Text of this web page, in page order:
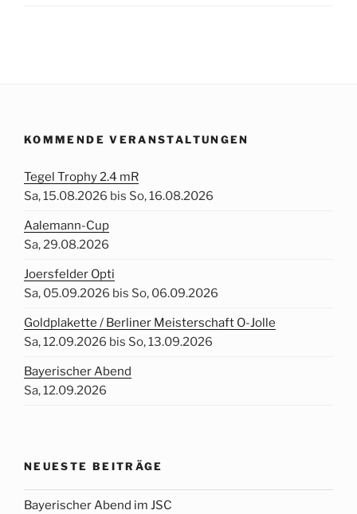
KOMMENDE VERANSTALTUNGEN
Tegel Trophy 2.4 mR
Sa, 15.08.2026 bis So, 16.08.2026
Aalemann-Cup
Sa, 29.08.2026
Joersfelder Opti
Sa, 05.09.2026 bis So, 06.09.2026
Goldplakette / Berliner Meisterschaft O-Jolle
Sa, 12.09.2026 bis So, 13.09.2026
Bayerischer Abend
Sa, 12.09.2026
NEUESTE BEITRÄGE
Bayerischer Abend im JSC